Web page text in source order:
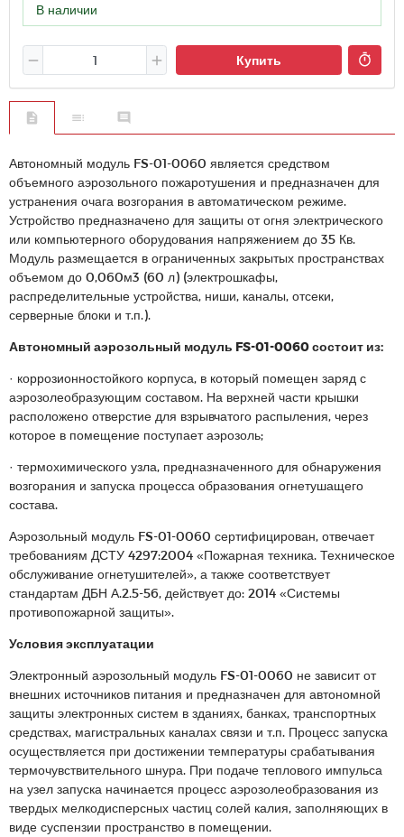
В наличии
Купить
Автономный модуль FS-01-0060 является средством
объемного аэрозольного пожаротушения и предназначен для
устранения очага возгорания в автоматическом режиме.
Устройство предназначено для защиты от огня электрического
или компьютерного оборудования напряжением до 35 Кв.
Модуль размещается в ограниченных закрытых пространствах
объемом до 0,060м3 (60 л) (электрошкафы,
распределительные устройства, ниши, каналы, отсеки,
серверные блоки и т.п.).
Автономный аэрозольный модуль FS-01-0060 состоит из:
· коррозионностойкого корпуса, в который помещен заряд с
аэрозолеобразующим составом. На верхней части крышки
расположено отверстие для взрывчатого распыления, через
которое в помещение поступает аэрозоль;
· термохимического узла, предназначенного для обнаружения
возгорания и запуска процесса образования огнетушащего
состава.
Аэрозольный модуль FS-01-0060 сертифицирован, отвечает
требованиям ДСТУ 4297:2004 «Пожарная техника. Техническое
обслуживание огнетушителей», а также соответствует
стандартам ДБН А.2.5-56, действует до: 2014 «Системы
противопожарной защиты».
Условия эксплуатации
Электронный аэрозольный модуль FS-01-0060 не зависит от
внешних источников питания и предназначен для автономной
защиты электронных систем в зданиях, банках, транспортных
средствах, магистральных каналах связи и т.п. Процесс запуска
осуществляется при достижении температуры срабатывания
термочувствительного шнура. При подаче теплового импульса
на узел запуска начинается процесс аэрозолеобразования из
твердых мелкодисперсных частиц солей калия, заполняющих в
виде суспензии пространство в помещении.